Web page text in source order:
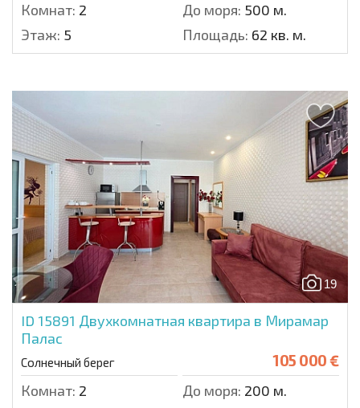
Комнат: 2 До моря: 500 м.
Этаж: 5 Площадь: 62 кв. м.
19
ID 15891 Двухкомнатная квартира в Мирамар
Палас
Солнечный берег 105 000 €
Комнат: 2 До моря: 200 м.